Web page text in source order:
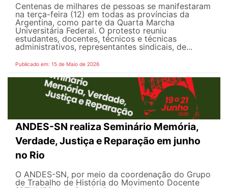
Centenas de milhares de pessoas se manifestaram
na terça-feira (12) em todas as províncias da
Argentina, como parte da Quarta Marcha
Universitária Federal. O protesto reuniu
estudantes, docentes, técnicos e técnicas
administrativos, representantes sindicais, de...
Publicado em: 15 de Maio de 2026
ANDES-SN realiza Seminário Memória,
Verdade, Justiça e Reparação em junho
no Rio
O ANDES-SN, por meio da coordenação do Grupo
de Trabalho de História do Movimento Docente